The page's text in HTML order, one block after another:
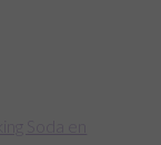
Soda en